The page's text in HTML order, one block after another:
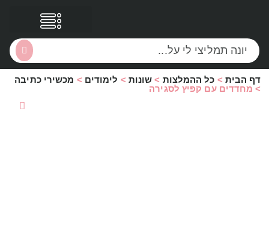
דף הבית > כל ההמלצות > שונות > לימודים > מכשירי כתיבה
> מחדדים עם קפיץ לסגירה